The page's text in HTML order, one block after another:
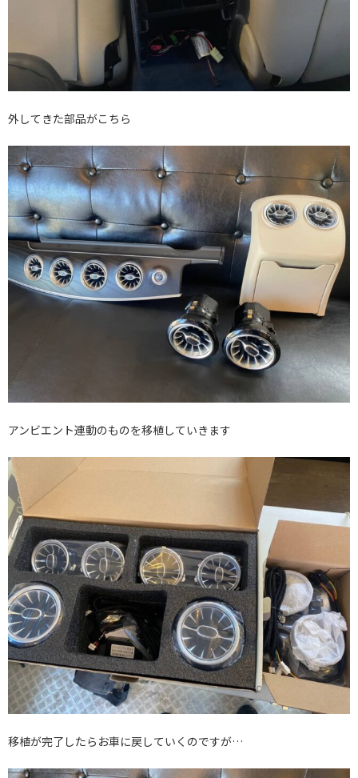
外してきた部品がこちら
アンビエント連動のものを移植していきます
移植が完了したらお車に戻していくのですが…